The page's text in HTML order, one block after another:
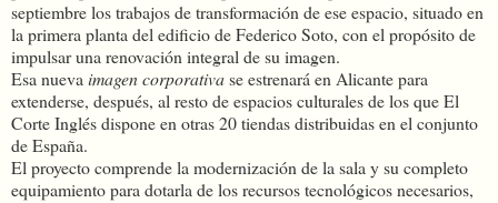
septiembre los trabajos de transformación de ese espacio, situado en
la primera planta del edificio de Federico Soto, con el propósito de
impulsar una renovación integral de su imagen.
Esa nuevaimagen corporativase estrenará en Alicante para
extenderse, después, al resto de espacios culturales de los que El
Corte Inglés dispone en otras 20 tiendas distribuidas en el conjunto
de España.
El proyecto comprende la modernización de la sala y su completo
equipamiento para dotarla de los recursos tecnológicos necesarios,